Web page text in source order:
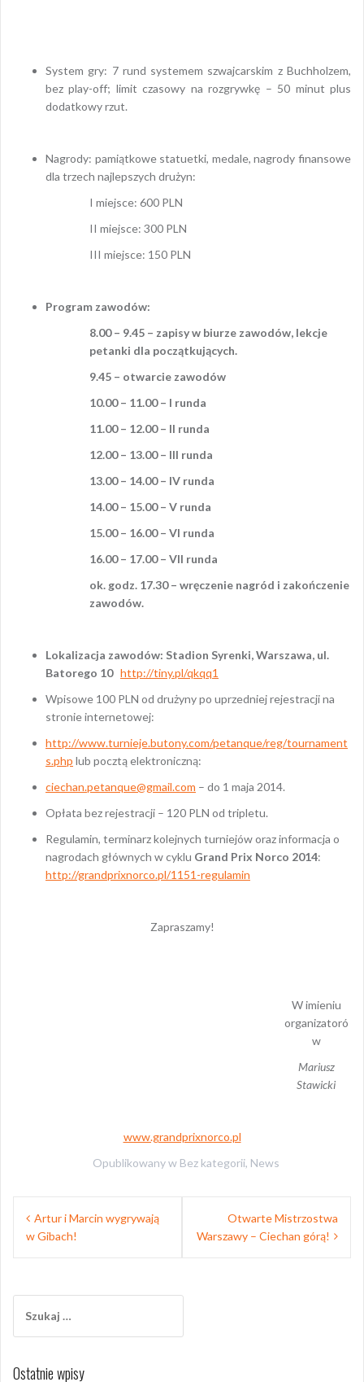
System gry: 7 rund systemem szwajcarskim z Buchholzem,
bez play-off; limit czasowy na rozgrywkę – 50 minut plus
dodatkowy rzut.
Nagrody: pamiątkowe statuetki, medale, nagrody finansowe
dla trzech najlepszych drużyn:
I miejsce: 600 PLN
II miejsce: 300 PLN
III miejsce: 150 PLN
Program zawodów:
8.00 – 9.45 – zapisy w biurze zawodów, lekcje
petanki dla początkujących.
9.45 – otwarcie zawodów
10.00 – 11.00 – I runda
11.00 – 12.00 – II runda
12.00 – 13.00 – III runda
13.00 – 14.00 – IV runda
14.00 – 15.00 – V runda
15.00 – 16.00 – VI runda
16.00 – 17.00 – VII runda
ok. godz. 17.30 – wręczenie nagród i zakończenie
zawodów.
Lokalizacja zawodów: Stadion Syrenki, Warszawa, ul.
Batorego 10 http://tiny.pl/qkqq1
Wpisowe 100 PLN od drużyny po uprzedniej rejestracji na
stronie internetowej:
http://www.turnieje.butony.com/petanque/reg/tournament
s.php lub pocztą elektroniczną:
ciechan.petanque@gmail.com – do 1 maja 2014.
Opłata bez rejestracji – 120 PLN od tripletu.
Regulamin, terminarz kolejnych turniejów oraz informacja o
nagrodach głównych w cyklu Grand Prix Norco 2014:
http://grandprixnorco.pl/1151-regulamin
Zapraszamy!
W imieniu
organizatoró
w
Mariusz
Stawicki
www.grandprixnorco.pl
Opublikowany w Bez kategorii, News
Nawigacja
wpisu
Artur i Marcin wygrywają
w Gibach!
Otwarte Mistrzostwa
Warszawy – Ciechan górą!
Ostatnie wpisy